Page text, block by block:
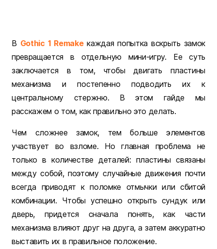
В Gothic 1 Remakeкаждая попытка вскрыть замок
превращается в отдельную мини-игру. Ее суть
заключается в том, чтобы двигать пластины
механизма и постепенно подводить их к
центральному стержню. В этом гайде мы
расскажем о том, как правильно это делать.
Чем сложнее замок, тем больше элементов
участвует во взломе. Но главная проблема не
только в количестве деталей: пластины связаны
между собой, поэтому случайные движения почти
всегда приводят к поломке отмычки или сбитой
комбинации. Чтобы успешно открыть сундук или
дверь, придется сначала понять, как части
механизма влияют друг на друга, а затем аккуратно
выставить их в правильное положение.